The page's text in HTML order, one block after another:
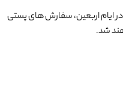
ایام اربعین، سفارش های پستی